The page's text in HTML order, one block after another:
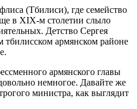
(Тбилиси), где семейство
в XIX-м столетии слыло
Детство Сергея
армянском районе
армянского главы
немногое. Давайте же
министра, как выглядит